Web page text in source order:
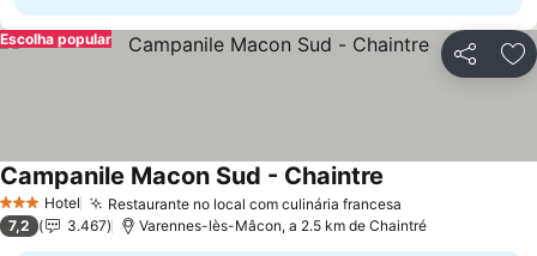
Partilhar
Escolha popular
3 EstrelasHotel Restaurante no local com culinária francesa
Campanile Macon Sud - Chaintre
7,2 3.467 Varennes-lès-Mâcon, a 2.5 km de Chaintré